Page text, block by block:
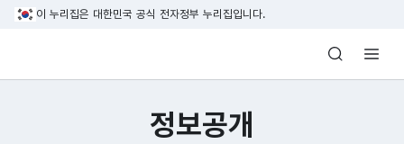
본문 바로가기
이 누리집은 대한민국 공식 전자정부 누리집입니다.
방송미디어통신위원회 Korea Media
정보공개